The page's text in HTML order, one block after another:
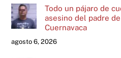
Todo un pájaro de
asesino del padre
Cuernavaca
agosto 6, 2026